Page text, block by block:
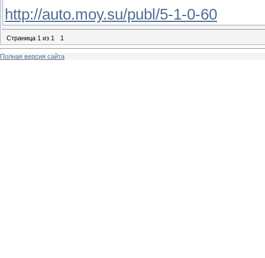
http://auto.moy.su/publ/5-1-0-60
Страница 1 из 1 1
Полная версия сайта